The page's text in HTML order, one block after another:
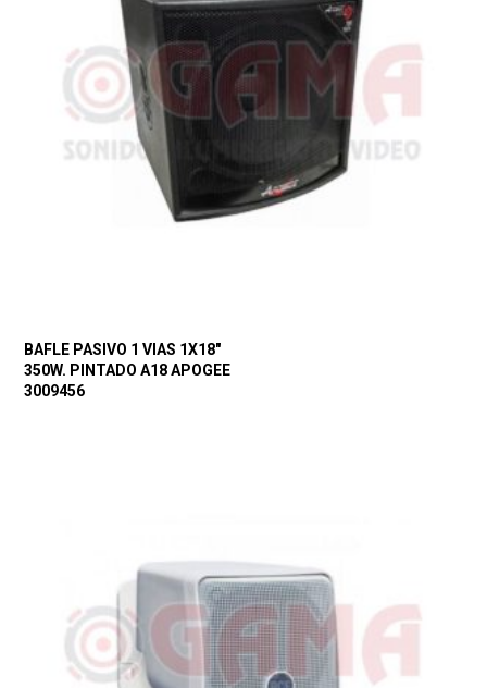
BAFLE PASIVO 1 VIAS 1X18″
350W. PINTADO A18 APOGEE
3009456